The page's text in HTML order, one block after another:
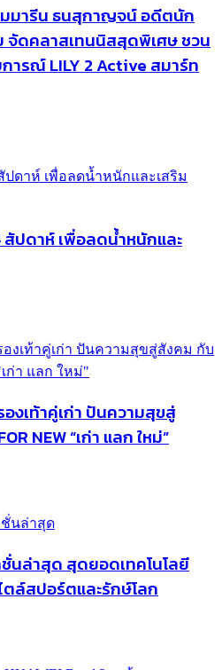
มารีน ธนสุกาญจน์ อดีตนัก
จัดคลาสเทนนิสสุดพิเศษ ชวน
รณ์ LILY 2 Active สมาร์ท
ปดาห์ เพื่อลดน้ำหนักและ
งเท้าคู่เก่า ปันความสุขสู่
NEW “เก่า แลก ใหม่”
ชั่นล่าสุด สุดยอดเทคโนโลยี
ล์สปอร์ตและรักษ์โลก